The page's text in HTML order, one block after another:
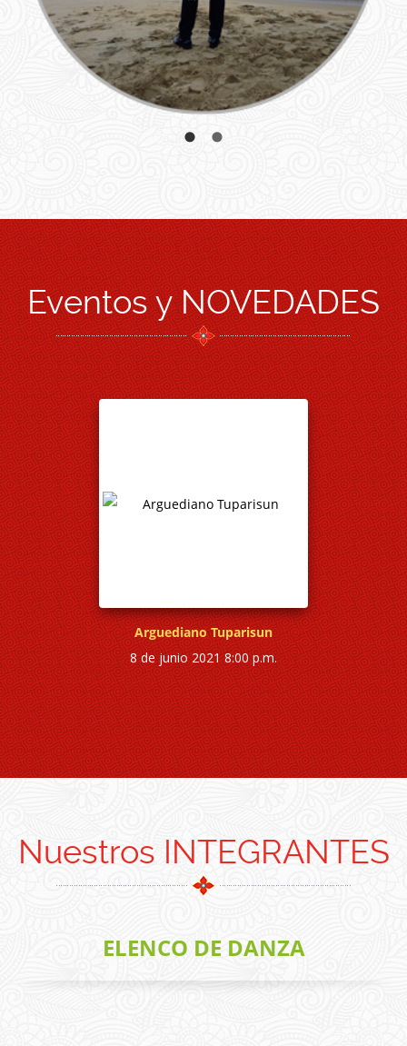
Eventos y NOVEDADES
Arguediano Tuparisun
8 de junio 2021 8:00 p.m.
Huellas y
29 de
Nuestros INTEGRANTES
ELENCO DE DANZA